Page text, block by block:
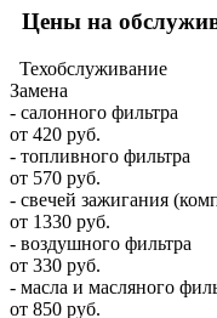
Цены на
Техобслуживание
Замена
- салонного фильтра
от 420 руб.
- топливного фильтра
от 570 руб.
- свечей зажигания
от 1330 руб.
- воздушного фильтра
от 330 руб.
- масла и масляного
от 850 руб.